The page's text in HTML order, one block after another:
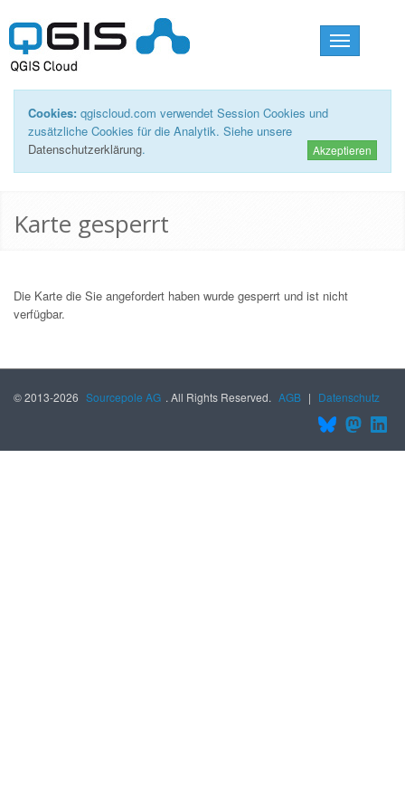
Toggle
navigation
Cookies: qgiscloud.com verwendet Session Cookies und
zusätzliche Cookies für die Analytik. Siehe unsere
Datenschutzerklärung. Akzeptieren
Karte gesperrt
Die Karte die Sie angefordert haben wurde gesperrt und ist nicht
verfügbar.
© 2013-2026 Sourcepole AG . All Rights Reserved. AGB | Datenschutz